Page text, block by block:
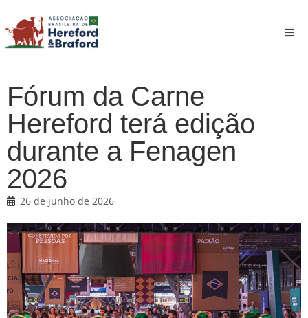
Fórum da Carne
Hereford terá edição
durante a Fenagen
2026
26 de junho de 2026